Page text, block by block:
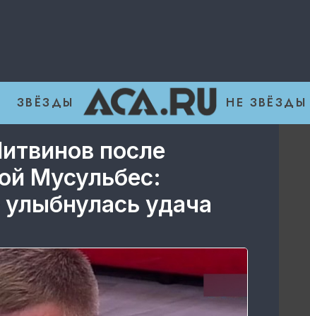
ЗВЁЗДЫ НЕ ЗВЁЗДЫ
после
Мусульбес:
удача